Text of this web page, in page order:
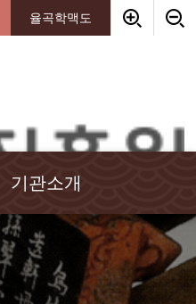
율곡학맥도
기관소개
인사말
임원소개
연혁